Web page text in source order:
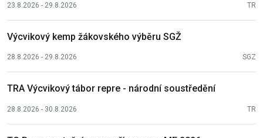
23.8.2026 - 29.8.2026 TR
Výcvikový kemp žákovského výběru SGŽ
28.8.2026 - 29.8.2026 SGZ
TRA Výcvikový tábor repre - národní soustředění
28.8.2026 - 30.8.2026 TR